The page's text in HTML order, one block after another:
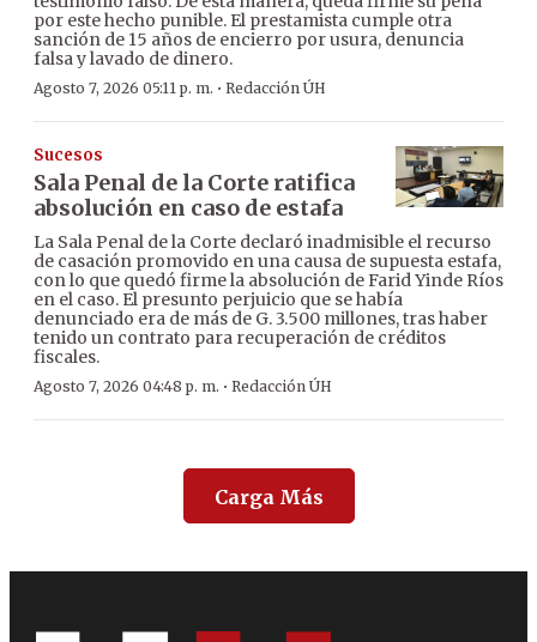
por este hecho punible. El prestamista cumple otra
sanción de 15 años de encierro por usura, denuncia
falsa y lavado de dinero.
Agosto 7, 2026 05:11 p. m. · Redacción ÚH
Sucesos
Sala Penal de la Corte ratifica
absolución en caso de estafa
La Sala Penal de la Corte declaró inadmisible el recurso
de casación promovido en una causa de supuesta estafa,
con lo que quedó firme la absolución de Farid Yinde Ríos
en el caso. El presunto perjuicio que se había
denunciado era de más de G. 3.500 millones, tras haber
tenido un contrato para recuperación de créditos
fiscales.
Agosto 7, 2026 04:48 p. m. · Redacción ÚH
Carga Más